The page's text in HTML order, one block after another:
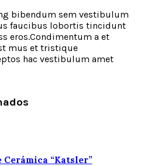
bibendum sem vestibulum
faucibus lobortis tincidunt
eros.Condimentum a et
mus et tristique
hac vestibulum amet
Cerámica “Katsler”